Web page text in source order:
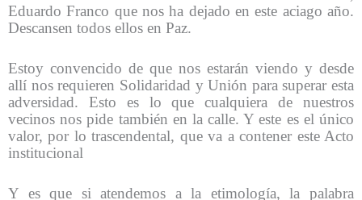
Eduardo Franco que nos ha dejado en este aciago año.
Descansen todos ellos en Paz.
Estoy convencido de que nos estarán viendo y desde
allí nos requieren Solidaridad y Unión para superar esta
adversidad. Esto es lo que cualquiera de nuestros
vecinos nos pide también en la calle. Y este es el único
valor, por lo trascendental, que va a contener este Acto
institucional
Y es que si atendemos a la etimología, la palabra